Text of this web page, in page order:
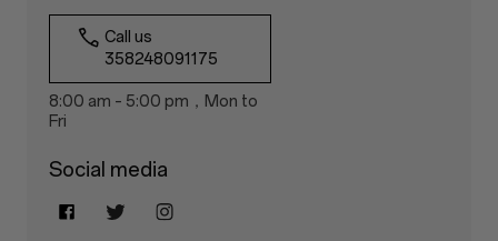
Call us
358248091175
8:00 am – 5:00 pm，Mon to
Fri
Social media